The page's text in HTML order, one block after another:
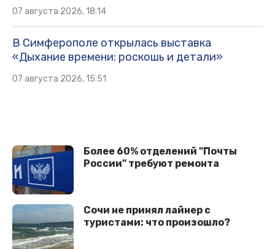
07 августа 2026, 18:14
В Симферополе открылась выставка
«Дыхание времени: роскошь и детали»
07 августа 2026, 15:51
Более 60% отделений "Почты
России" требуют ремонта
Сочи не принял лайнер с
туристами: что произошло?